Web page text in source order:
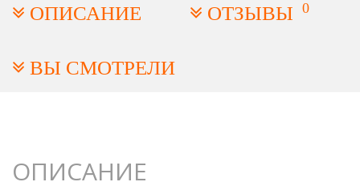
ОПИСАНИЕ ОТЗЫВЫ 0
ВЫ СМОТРЕЛИ
ОПИСАНИЕ